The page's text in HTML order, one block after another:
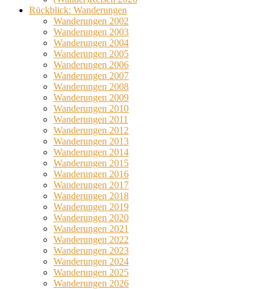
Rückblick: Wanderungen
Wanderungen 2002
Wanderungen 2003
Wanderungen 2004
Wanderungen 2005
Wanderungen 2006
Wanderungen 2007
Wanderungen 2008
Wanderungen 2009
Wanderungen 2010
Wanderungen 2011
Wanderungen 2012
Wanderungen 2013
Wanderungen 2014
Wanderungen 2015
Wanderungen 2016
Wanderungen 2017
Wanderungen 2018
Wanderungen 2019
Wanderungen 2020
Wanderungen 2021
Wanderungen 2022
Wanderungen 2023
Wanderungen 2024
Wanderungen 2025
Wanderungen 2026